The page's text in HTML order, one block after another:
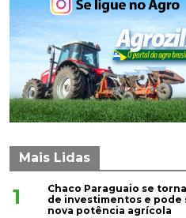
Mais Lidas
1
Chaco Paraguaio se
de investimentos e pode
nova potência agrícola